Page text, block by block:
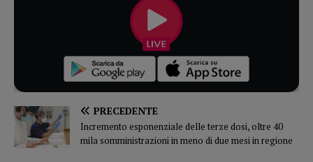
PRECEDENTE
Incremento esponenziale delle terze dosi, oltre 40
mila somministrazioni in meno di due mesi in regione